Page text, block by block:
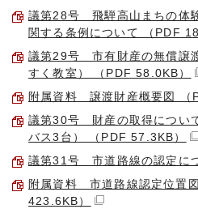
議第28号 飛騨高山まちの体
関する条例について （PDF
議第29号 市有財産の無償譲
すく教室） （PDF 58.0KB）
附属資料 譲渡財産概要図 （
議第30号 財産の取得につい
バス3台） （PDF 57.3KB）
議第31号 市道路線の認定に
附属資料 市道路線認定位置
423.6KB）